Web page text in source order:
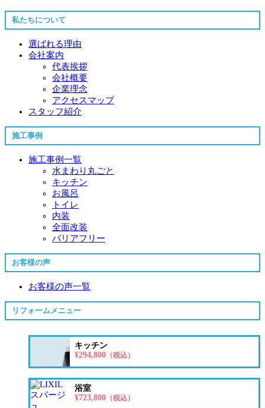
私たちについて
選ばれる理由
会社案内
代表挨拶
会社概要
企業理念
アクセスマップ
スタッフ紹介
施工事例
施工事例一覧
水まわり丸ごと
キッチン
お風呂
トイレ
内装
全面改装
バリアフリー
お客様の声
お客様の声一覧
リフォームメニュー
キッチン
¥294,800（税込）
浴室
¥723,800（税込）